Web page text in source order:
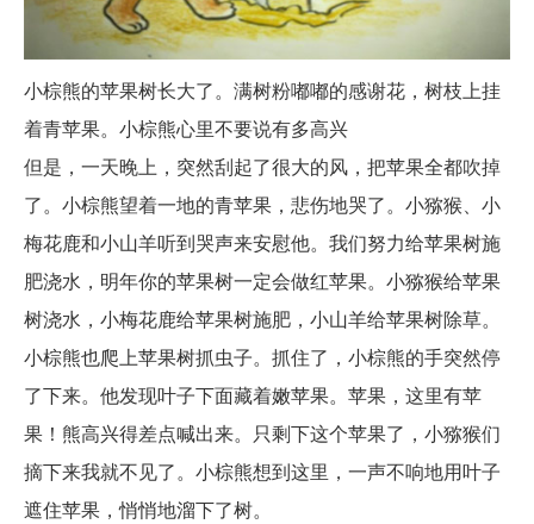
小棕熊的苹果树长大了。满树粉嘟嘟的感谢花，树枝上挂
着青苹果。小棕熊心里不要说有多高兴
但是，一天晚上，突然刮起了很大的风，把苹果全都吹掉
了。小棕熊望着一地的青苹果，悲伤地哭了。小猕猴、小
梅花鹿和小山羊听到哭声来安慰他。我们努力给苹果树施
肥浇水，明年你的苹果树一定会做红苹果。小猕猴给苹果
树浇水，小梅花鹿给苹果树施肥，小山羊给苹果树除草。
小棕熊也爬上苹果树抓虫子。抓住了，小棕熊的手突然停
了下来。他发现叶子下面藏着嫩苹果。苹果，这里有苹
果！熊高兴得差点喊出来。只剩下这个苹果了，小猕猴们
摘下来我就不见了。小棕熊想到这里，一声不响地用叶子
遮住苹果，悄悄地溜下了树。